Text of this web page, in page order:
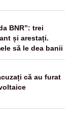
BNR”: trei
și arestați.
să le dea banii
că au furat